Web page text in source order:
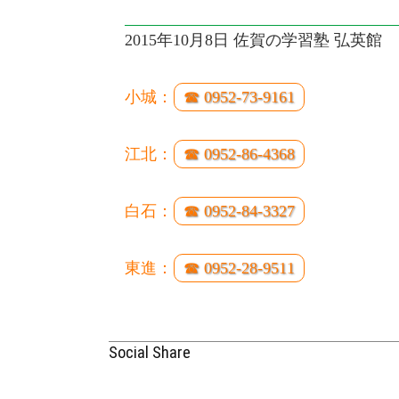
2015年10月8日 佐賀の学習塾 弘英館
小城： ☎ 0952-73-9161
江北： ☎ 0952-86-4368
白石： ☎ 0952-84-3327
東進： ☎ 0952-28-9511
Social Share